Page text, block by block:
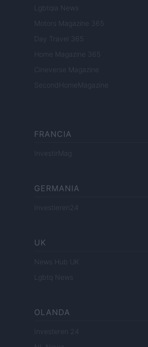
Lgbtqia News
Motors Magazine 365
Day Travel 365
Home Magazine 365
Cineverse Magazine
SecondHomeMagazine
FRANCIA
InvestirMag
GERMANIA
Investieren24
UK
News Hub UK
Lgbtq News
OLANDA
Investeren 24